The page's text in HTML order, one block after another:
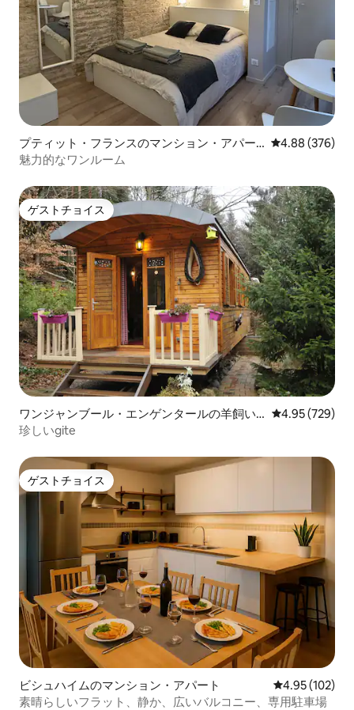
プティット・フランスのマンション・アパー
ト
レビュー376
4.88 (376)
魅力的なワンルーム
ゲストチョイス
ゲストチョイス
ワンジャンブール・エンゲンタールの羊飼い
の小屋
レビュー729
4.95 (729)
珍しいgite
ゲストチョイス
ゲストチョイス
ビシュハイムのマンション・アパート レビュー102
4.95 (102)
素晴らしいフラット、静か、広いバルコニー、専用駐車場